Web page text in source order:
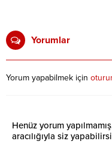
Yorumlar
Yorum yapabilmek için
Henüz yorum
aracılığıyla siz